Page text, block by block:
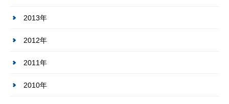
2013年
2012年
2011年
2010年